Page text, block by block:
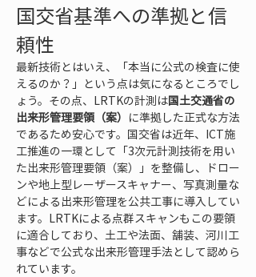
国交省基準への準拠と信
頼性
最新技術とはいえ、「本当に公式の検査に使
えるのか？」という点は気になるところでし
ょう。その点、LRTKの計測は国土交通省の
出来形管理要領（案） に準拠した正式な方法
であるため安心です。国交省は近年、ICT施
工推進の一環として「3次元計測技術を用い
た出来形管理要領（案）」を整備し、ドロー
ンや地上型レーザースキャナー、写真測量な
どによる出来形管理を公共工事に導入してい
ます。LRTKによる点群スキャンもこの要領
に適合しており、土工や法面、舗装、河川工
事などで公式な出来形管理手法として認めら
れています。